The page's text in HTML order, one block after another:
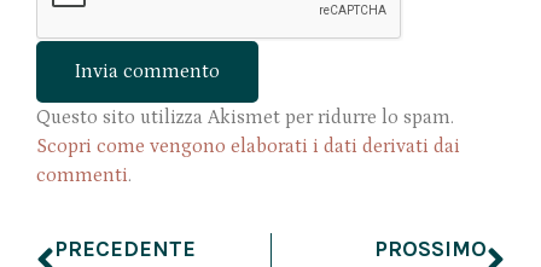
Questo sito utilizza Akismet per ridurre lo spam.
Scopri come vengono elaborati i dati derivati dai
commenti.
PRECEDENTE PROSSIMO